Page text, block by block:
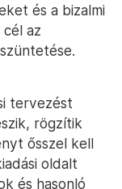
és a bizalmi
az
tervezést
rögzítik
ősszel kell
oldalt
és hasonló